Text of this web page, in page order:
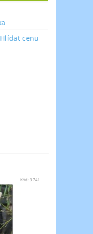
Hlídat cenu
Kód:3741